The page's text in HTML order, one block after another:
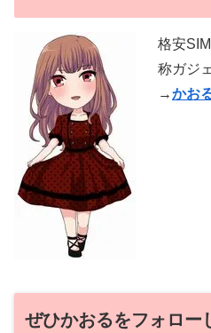
格安
称ガジ
→かお
ぜひかおるをフォロー